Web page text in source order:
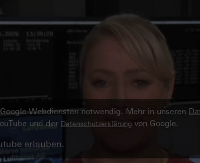
Webdiensten notwendig. Mehr in unseren
und der Datenschutzerklärungvon Google.
erlauben.